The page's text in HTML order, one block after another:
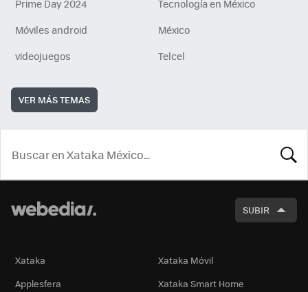
Prime Day 2024
Tecnología en México
Móviles android
México
videojuegos
Telcel
VER MÁS TEMAS
SUBIR
Xataka
Xataka Móvil
Applesfera
Xataka Smart Home